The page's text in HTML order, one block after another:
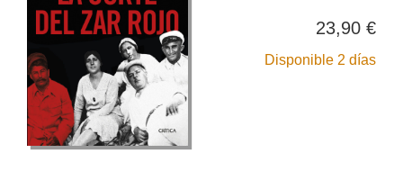
23,90 €
Disponible 2 días